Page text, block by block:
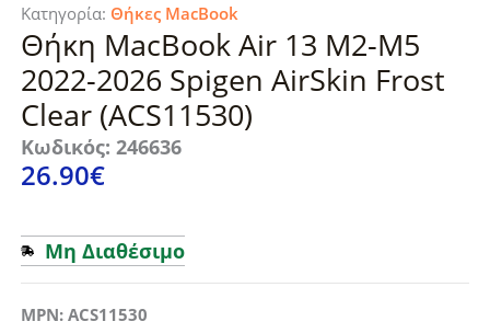
Κατηγορία: Θήκες MacBook
Θήκη MacBook Air 13 M2-M5
2022-2026 Spigen AirSkin Frost
Clear (ACS11530)
Κωδικός: 246636
26.90€
Μη Διαθέσιμο
MPN: ACS11530